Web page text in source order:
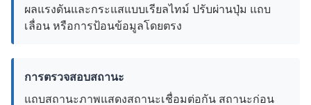
ผลแรงดันและกระแสแบบเรียลไทม์ ปรับผ่านปุ่ม แถบ
เลื่อน หรือการป้อนข้อมูลโดยตรง
การตรวจสอบสถานะ
แถบสถานะภาพแสดงสถานะเชื่อมต่อกัน สถานะก่อน